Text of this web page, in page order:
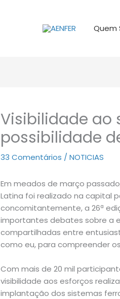
Quem
Visibilidade ao
possibilidade
33 Comentários / NOTICIAS
Em meados de março
Latina foi realizado na capital
concomitantemente, a 26ª
importantes debates sobre a
compartilhadas entre
como eu, para compreender
Com mais de 20 mil
visibilidade aos esforços
implantação dos sistemas